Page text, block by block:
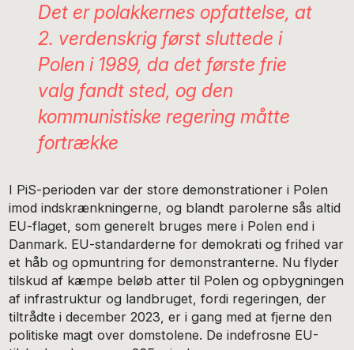
Det er polakkernes opfattelse, at
2. verdenskrig først sluttede i
Polen i 1989, da det første frie
valg fandt sted, og den
kommunistiske regering måtte
fortrække
I PiS-perioden var der store demonstrationer i Polen
imod indskrænkningerne, og blandt parolerne sås altid
EU-flaget, som generelt bruges mere i Polen end i
Danmark. EU-standarderne for demokrati og frihed var
et håb og opmuntring for demonstranterne. Nu flyder
tilskud af kæmpe beløb atter til Polen og opbygningen
af infrastruktur og landbruget, fordi regeringen, der
tiltrådte i december 2023, er i gang med at fjerne den
politiske magt over domstolene. De indefrosne EU-